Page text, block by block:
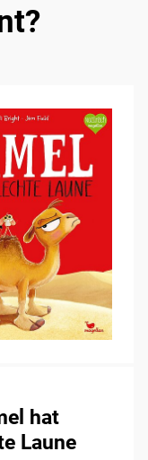
hat
Laune